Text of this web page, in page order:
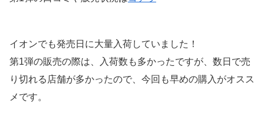
イオンでも発売日に大量入荷していました！
第1弾の販売の際は、入荷数も多かったですが、数日で売
り切れる店舗が多かったので、今回も早めの購入がオスス
メです。